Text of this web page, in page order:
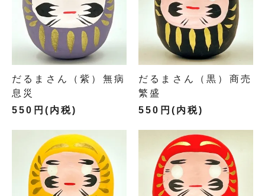
だるまさん（紫）無病
息災
550円(内税)
だるまさん（黒）商売
繁盛
550円(内税)